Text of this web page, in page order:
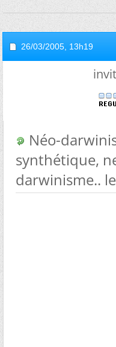
26/03/2005, 13h19
Néo-
synthétique,
darwinisme..